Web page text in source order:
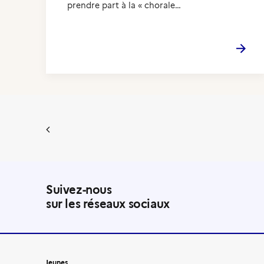
prendre part à la « chorale…
Suivez-nous
sur les réseaux sociaux